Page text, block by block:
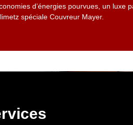
d’énergies pourvues, un
spéciale Couvreur Mayer.